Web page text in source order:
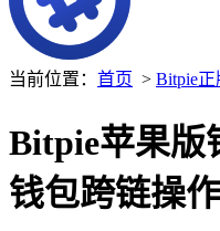
当前位置： 首页 > Bitpie
Bitpie苹果版
钱包跨链操